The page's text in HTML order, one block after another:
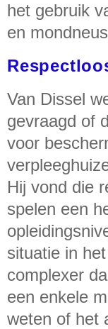
het gebruik
en
Van Dissel
gevraagd of
voor
Hij vond die
spelen een
situatie in
complexer
een enkele
weten of het